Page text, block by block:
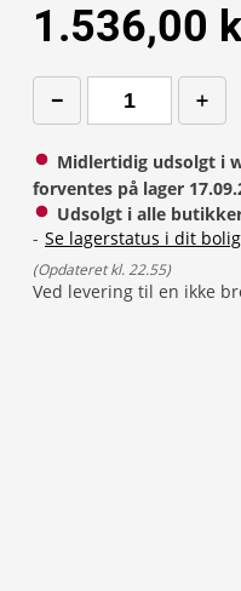
1.536,00
Midlertidig udsolgt i
forventes på lager
Udsolgt i alle
- Se lagerstatus i dit
(Opdateret kl. 22.55)
Ved levering til en ikke